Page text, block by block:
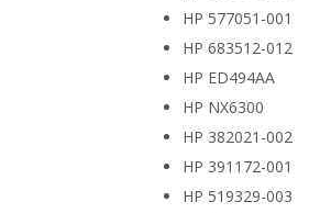
HP 577051-001
HP 683512-012
HP ED494AA
HP NX6300
HP 382021-002
HP 391172-001
HP 519329-003